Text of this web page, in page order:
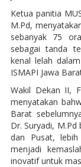
Ketua panitia
M.Pd,
sebanyak 75
sebagai tanda
kenal lelah
ISMAPI Jawa
Wakil Dekan II,
menyatakan
Barat
Dr. Suryadi,
dan Pusat,
menjadi
inovatif untuk